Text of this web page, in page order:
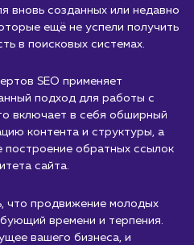
от веб-трафика
не ориентирована
может быть не